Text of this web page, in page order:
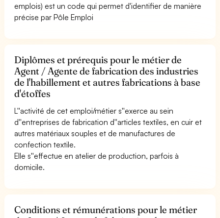
emplois) est un code qui permet d'identifier de manière
précise par Pôle Emploi
Diplômes et prérequis pour le métier de
Agent / Agente de fabrication des industries
de l'habillement et autres fabrications à base
d'étoffes
L''activité de cet emploi/métier s''exerce au sein
d''entreprises de fabrication d''articles textiles, en cuir et
autres matériaux souples et de manufactures de
confection textile.
Elle s''effectue en atelier de production, parfois à
domicile.
Conditions et rémunérations pour le métier